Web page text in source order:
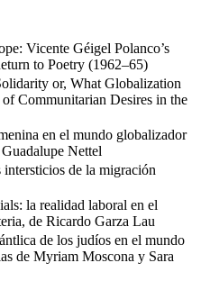
Vicente Géigel Polanco’s
to Poetry (1962–65)
or, What Globalization
of Communitarian Desires in the
en el mundo globalizador
Nettel
de la migración
la realidad laboral en el
de Ricardo Garza Lau
de los judíos en el mundo
de Myriam Moscona y Sara